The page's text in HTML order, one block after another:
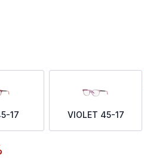
17 VIOLET 45-17